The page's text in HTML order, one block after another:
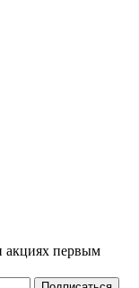
акциях первым